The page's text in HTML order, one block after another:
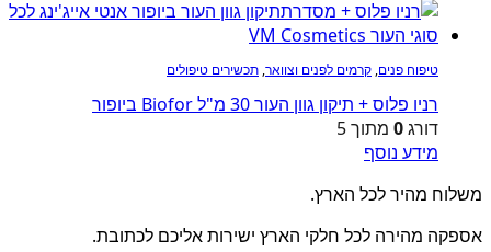
טיפוח פנים, קרמים לפנים וצוואר, תכשירים טיפולים
רניו פלוס + תיקון גוון העור 30 מ"ל Biofor ביופור
דורג0 מתוך 5
מידע נוסף
משלוח מהיר לכל הארץ.
אספקה מהירה לכל חלקי הארץ ישירות אליכם לכתובת.